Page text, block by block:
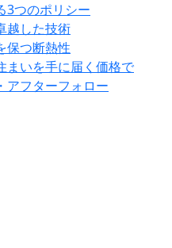
3つのポリシー
越した技術
保つ断熱性
まいを手に届く価格で
アフターフォロー